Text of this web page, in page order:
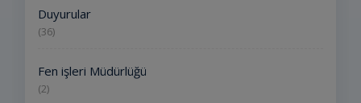
Duyurular
(36)
Fen işleri Müdürlüğü
(2)